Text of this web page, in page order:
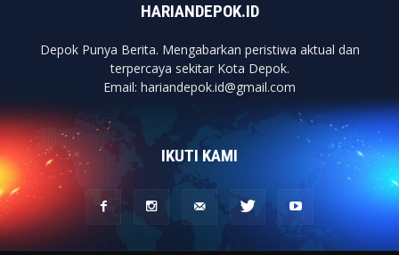
HARIANDEPOK.ID
Depok Punya Berita. Mengabarkan peristiwa aktual dan
terpercaya sekitar Kota Depok.
Email: hariandepok.id@gmail.com
IKUTI KAMI